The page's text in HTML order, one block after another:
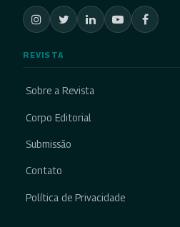
REVISTA
Sobre a Revista
Corpo Editorial
Submissão
Contato
Política de Privacidade